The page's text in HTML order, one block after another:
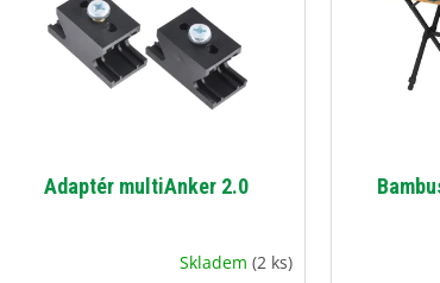
Adaptér multiAnker 2.0
Skladem (2 ks)